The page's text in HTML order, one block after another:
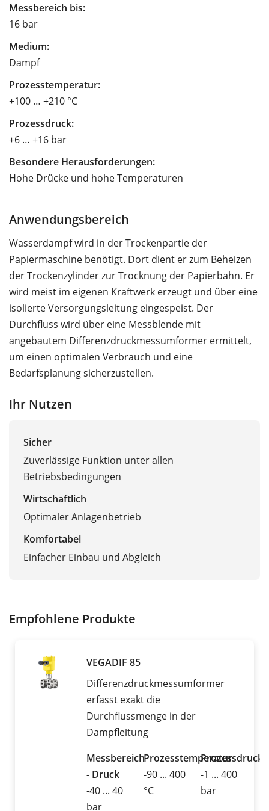
Messbereich bis:
16 bar
Medium:
Dampf
Prozesstemperatur:
+100 … +210 °C
Prozessdruck:
+6 … +16 bar
Besondere Herausforderungen:
Hohe Drücke und hohe Temperaturen
Anwendungsbereich
Wasserdampf wird in der Trockenpartie der
Papiermaschine benötigt. Dort dient er zum Beheizen
der Trockenzylinder zur Trocknung der Papierbahn. Er
wird meist im eigenen Kraftwerk erzeugt und über eine
isolierte Versorgungsleitung eingespeist. Der
Durchfluss wird über eine Messblende mit
angebautem Differenzdruckmessumformer ermittelt,
um einen optimalen Verbrauch und eine
Bedarfsplanung sicherzustellen.
Ihr Nutzen
Sicher
Zuverlässige Funktion unter allen
Betriebsbedingungen
Wirtschaftlich
Optimaler Anlagenbetrieb
Komfortabel
Einfacher Einbau und Abgleich
Empfohlene Produkte
VEGADIF 85
Differenzdruckmessumformer
erfasst exakt die
Durchflussmenge in der
Dampfleitung
Messbereich
- Druck
-40 ... 40
bar
Prozesstemperatur
-90 ... 400
°C
Prozessdruck
-1 ... 400
bar